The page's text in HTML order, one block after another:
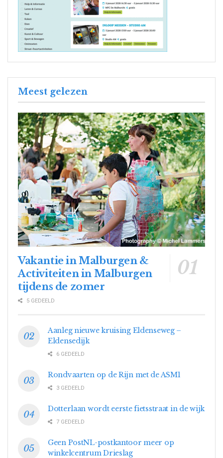
Meest gelezen
Vakantie in Malburgen &
Activiteiten in Malburgen
tijdens de zomer
5 GEDEELD
Aanleg nieuwe kruising Eldenseweg –
Eldensedijk
6 GEDEELD
Rondvaarten op de Rijn met de ASM1
3 GEDEELD
Dotterlaan wordt eerste fietsstraat in de wijk
7 GEDEELD
Geen PostNL-postkantoor meer op
winkelcentrum Drieslag